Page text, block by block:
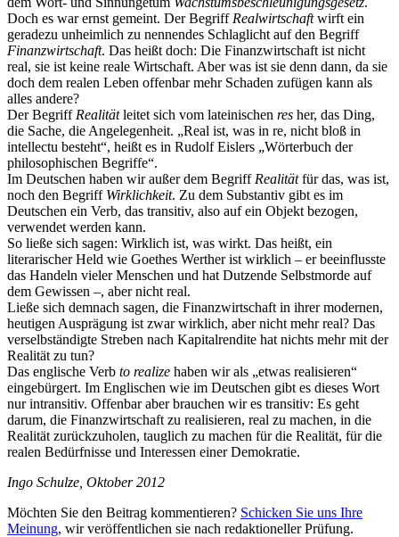
Doch es war ernst gemeint. Der Begriff Realwirtschaftwirft ein
geradezu unheimlich zu nennendes Schlaglicht auf den Begriff
Finanzwirtschaft. Das heißt doch: Die Finanzwirtschaft ist nicht
real, sie ist keine reale Wirtschaft. Aber was ist sie denn dann, da sie
doch dem realen Leben offenbar mehr Schaden zufügen kann als
alles andere?
Der Begriff Realitätleitet sich vom lateinischen res her, das Ding,
die Sache, die Angelegenheit. „Real ist, was in re, nicht bloß in
intellectu besteht“, heißt es in Rudolf Eislers „Wörterbuch der
philosophischen Begriffe“.
Im Deutschen haben wir außer dem Begriff Realitätfür das, was ist,
noch den Begriff Wirklichkeit. Zu dem Substantiv gibt es im
Deutschen ein Verb, das transitiv, also auf ein Objekt bezogen,
verwendet werden kann.
So ließe sich sagen: Wirklich ist, was wirkt. Das heißt, ein
literarischer Held wie Goethes Werther ist wirklich – er beeinflusste
das Handeln vieler Menschen und hat Dutzende Selbstmorde auf
dem Gewissen –, aber nicht real.
Ließe sich demnach sagen, die Finanzwirtschaft in ihrer modernen,
heutigen Ausprägung ist zwar wirklich, aber nicht mehr real? Das
verselbständigte Streben nach Kapitalrendite hat nichts mehr mit der
Realität zu tun?
Das englische Verb to realize haben wir als „etwas realisieren“
eingebürgert. Im Englischen wie im Deutschen gibt es dieses Wort
nur intransitiv. Offenbar aber brauchen wir es transitiv: Es geht
darum, die Finanzwirtschaft zu realisieren, real zu machen, in die
Realität zurückzuholen, tauglich zu machen für die Realität, für die
realen Bedürfnisse und Interessen einer Demokratie.
Ingo Schulze, Oktober 2012
Möchten Sie den Beitrag kommentieren? Schicken Sie uns Ihre
Meinung, wir veröffentlichen sie nach redaktioneller Prüfung.